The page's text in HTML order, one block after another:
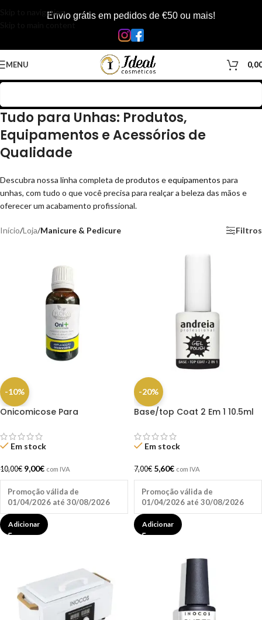
Skip to navigationEnvio grátis em pedidos de €50 ou mais!
MENU
Tudo para Unhas: Produtos,
Equipamentos e Acessórios de
Qualidade
Descubra nossa linha completa deprodutos eequipamentos para
unhas, com tudo o que você precisa para realçar a beleza das mãos e
oferecer um acabamento profissional.
Início/Loja/Manicure & Pedicure Filtros
-10%
Onicomicose Para
30ml Flora Brasil
Em stock
10,00€ 9,00€ com IVA
Promoção válida de
01/04/2026 até 30/08/2026
Adicionar
-20%
Base/top Coat 2 Em 1 10.5ml
Em stock
7,00€ 5,60€ com IVA
Promoção válida de
01/04/2026 até 30/08/2026
Adicionar